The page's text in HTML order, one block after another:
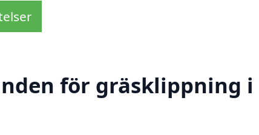
för gräsklippning i